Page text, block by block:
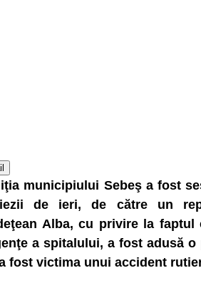
municipiului Sebeş a fost
de ieri, de către un
Alba, cu privire la
a spitalului, a fost adusă o
fost victima unui accident